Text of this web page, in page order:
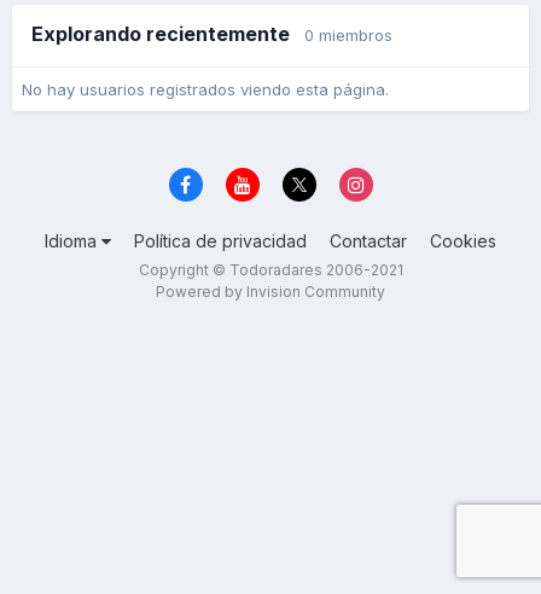
Explorando recientemente 0 miembros
No hay usuarios registrados viendo esta página.
Idioma Política de privacidad Contactar Cookies
Copyright © Todoradares 2006-2021
Powered by Invision Community